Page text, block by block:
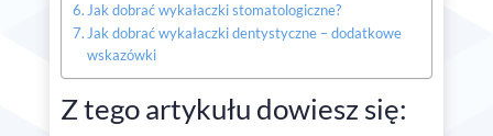
Jak dobrać wykałaczki stomatologiczne?
Jak dobrać wykałaczki dentystyczne – dodatkowe
wskazówki
Z tego artykułu dowiesz się: